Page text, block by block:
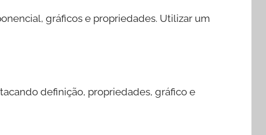
gráficos e propriedades. Utilizar um
definição, propriedades, gráfico e